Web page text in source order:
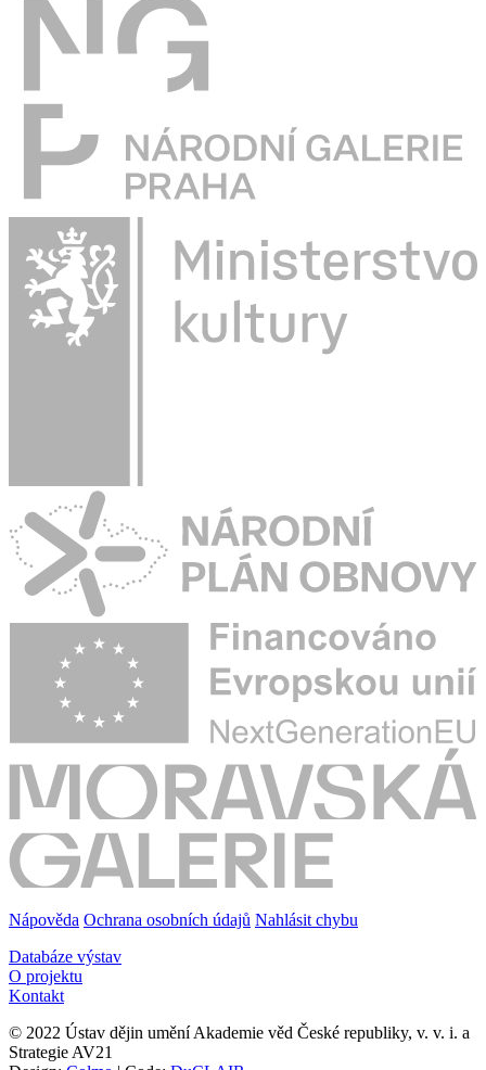
Nápověda Ochrana osobních údajů Nahlásit chybu
Databáze výstav
O projektu
Kontakt
© 2022 Ústav dějin umění Akademie věd České republiky, v. v. i. a
Strategie AV21